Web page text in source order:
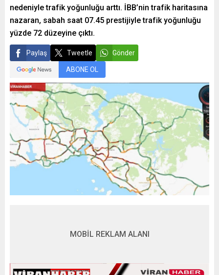
nedeniyle trafik yoğunluğu arttı. İBB’nin trafik haritasına
nazaran, sabah saat 07.45 prestijiyle trafik yoğunluğu
yüzde 72 düzeyine çıktı.
Paylaş Tweetle Gönder
ABONE OL
MOBİL REKLAM ALANI